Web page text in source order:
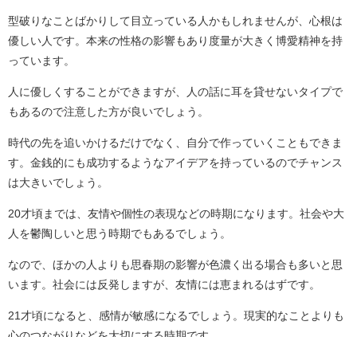
型破りなことばかりして目立っている人かもしれませんが、心根は
優しい人です。本来の性格の影響もあり度量が大きく博愛精神を持
っています。
人に優しくすることができますが、人の話に耳を貸せないタイプで
もあるので注意した方が良いでしょう。
時代の先を追いかけるだけでなく、自分で作っていくこともできま
す。金銭的にも成功するようなアイデアを持っているのでチャンス
は大きいでしょう。
20才頃までは、友情や個性の表現などの時期になります。社会や大
人を鬱陶しいと思う時期でもあるでしょう。
なので、ほかの人よりも思春期の影響が色濃く出る場合も多いと思
います。社会には反発しますが、友情には恵まれるはずです。
21才頃になると、感情が敏感になるでしょう。現実的なことよりも